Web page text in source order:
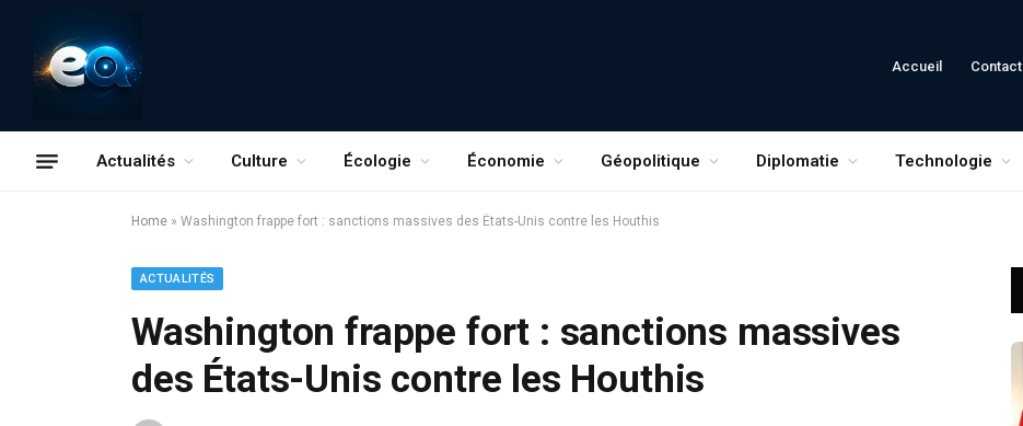
Accueil Contact
Actualités Culture Écologie Économie Géopolitique Diplomatie Technologie
Home » Washington frappe fort : sanctions massives des États-Unis contre les Houthis
ACTUALITÉS
Washington frappe fort : sanctions massives
des États-Unis contre les Houthis